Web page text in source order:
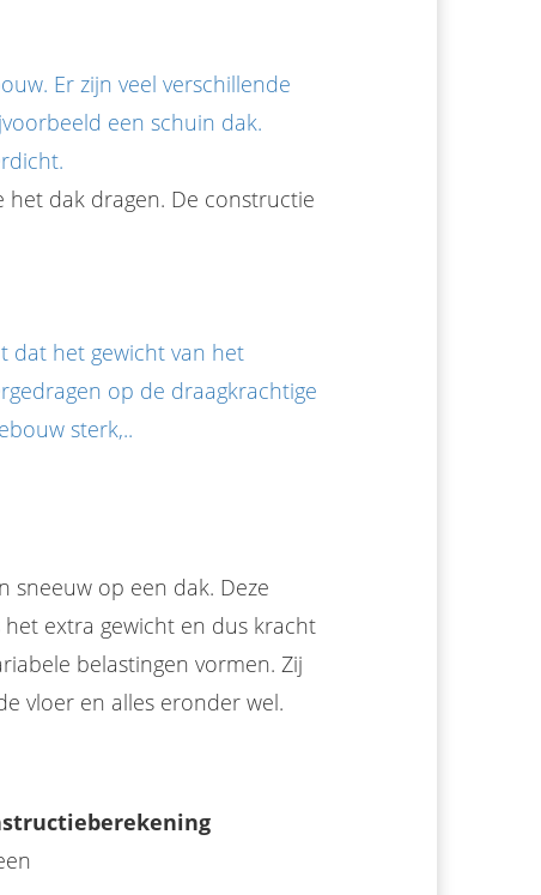
Er zijn veel verschillende
een schuin dak.
dak dragen. De constructie
dat het gewicht van het
op de draagkrachtige
sterk,..
sneeuw op een dak. Deze
extra gewicht en dus kracht
belastingen vormen. Zij
vloer en alles eronder wel.